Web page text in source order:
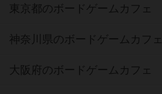
東京都のボードゲームカフェ
神奈川県のボードゲームカフェ
大阪府のボードゲームカフェ